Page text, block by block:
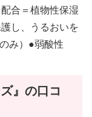
合＝植物性保湿
し、うるおいを
み）●弱酸性
』の口コ